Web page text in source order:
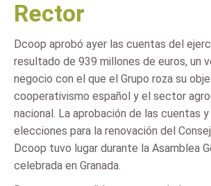
Rector
Dcoop aprobó ayer las cuentas del
resultado de 939 millones de euros, un
negocio con el que el Grupo roza su
cooperativismo español y el sector
nacional. La aprobación de las cuentas
elecciones para la renovación del
Dcoop tuvo lugar durante la Asamblea
celebrada en Granada.